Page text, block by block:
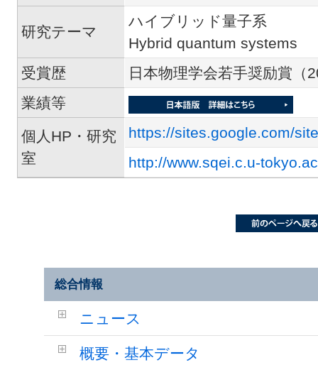
研究テーマ
ハイブリッド量子系
Hybrid quantum systems
受賞歴
日本物理学会若手奨励賞（
業績等
個人HP・研究
室
https://sites.google.com/
http://www.sqei.c.u-
総合情報
ニュース
概要・基本データ